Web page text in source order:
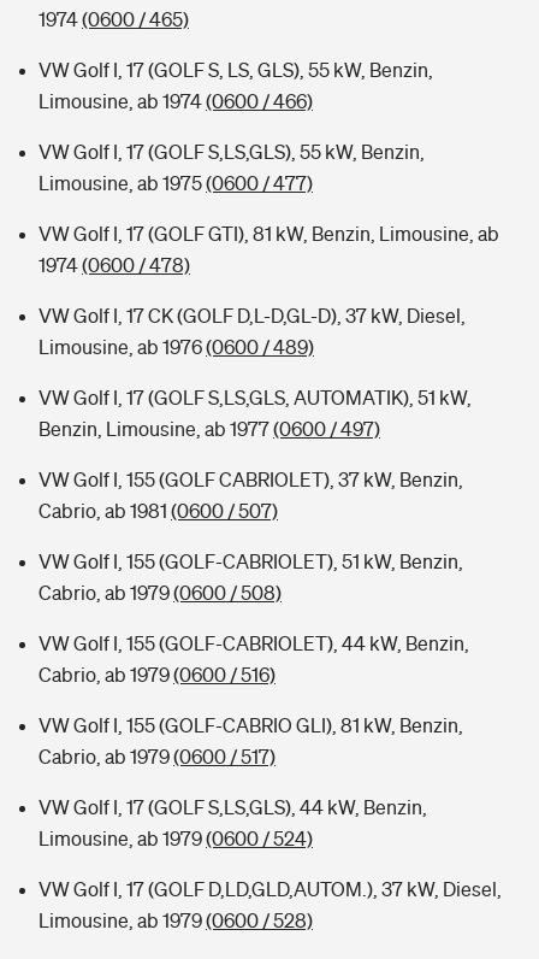
Kinderunfall-Check: Mehr Sicherheit für deine Kids
Typklassen: So ist Ihr Auto eingestuft
Sie haben Fragen?
1974(0600 / 465)
VW Golf I, 17 (GOLF S, LS, GLS), 55 kW, Benzin,
Limousine, ab 1974(0600 / 466)
VW Golf I, 17 (GOLF S,LS,GLS), 55 kW, Benzin,
Limousine, ab 1975(0600 / 477)
VW Golf I, 17 (GOLF GTI), 81 kW, Benzin, Limousine, ab
1974(0600 / 478)
VW Golf I, 17 CK (GOLF D,L-D,GL-D), 37 kW, Diesel,
Limousine, ab 1976(0600 / 489)
VW Golf I, 17 (GOLF S,LS,GLS, AUTOMATIK), 51 kW,
Benzin, Limousine, ab 1977(0600 / 497)
VW Golf I, 155 (GOLF CABRIOLET), 37 kW, Benzin,
Cabrio, ab 1981 (0600 / 507)
VW Golf I, 155 (GOLF-CABRIOLET), 51 kW, Benzin,
Cabrio, ab 1979(0600 / 508)
VW Golf I, 155 (GOLF-CABRIOLET), 44 kW, Benzin,
Cabrio, ab 1979(0600 / 516)
VW Golf I, 155 (GOLF-CABRIO GLI), 81 kW, Benzin,
Cabrio, ab 1979(0600 / 517)
VW Golf I, 17 (GOLF S,LS,GLS), 44 kW, Benzin,
Limousine, ab 1979(0600 / 524)
VW Golf I, 17 (GOLF D,LD,GLD,AUTOM.), 37 kW, Diesel,
Limousine, ab 1979(0600 / 528)